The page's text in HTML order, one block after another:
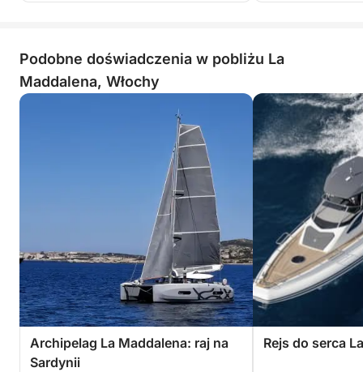
Podobne doświadczenia w pobliżu La
Maddalena, Włochy
Archipelag La Maddalena: raj na
Sardynii
Rejs do serca